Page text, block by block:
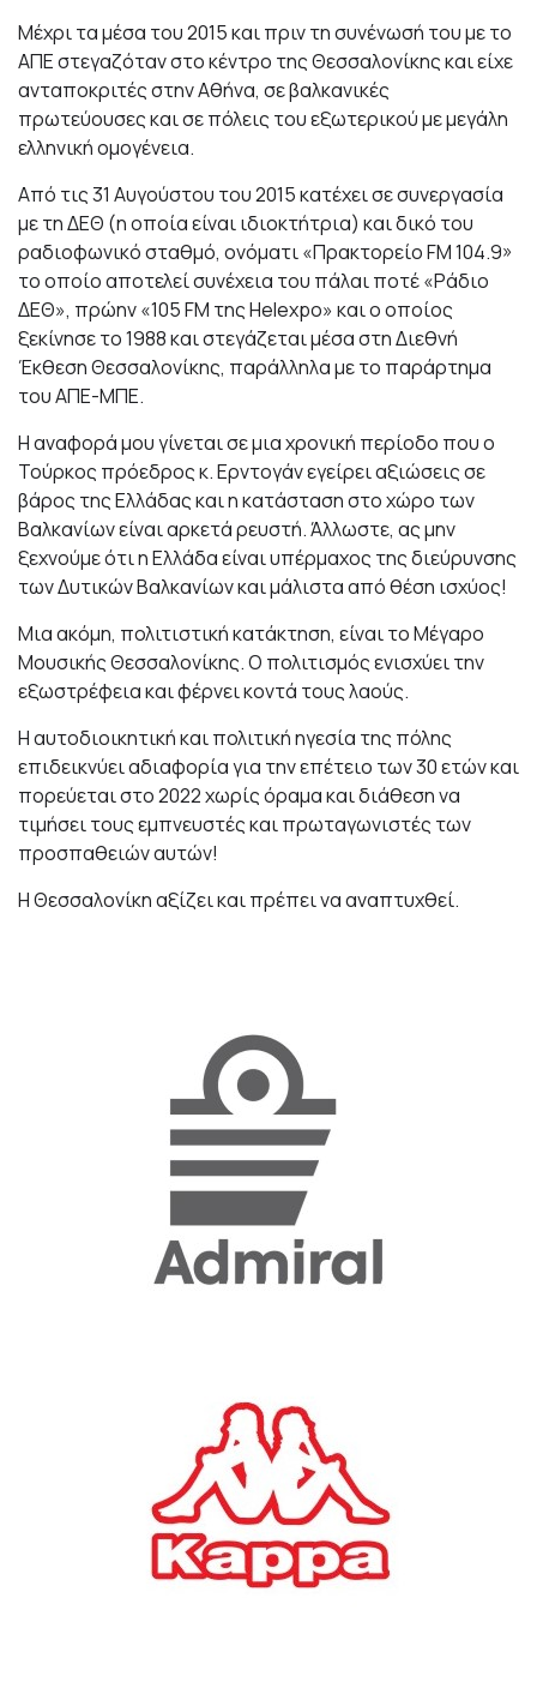
Μέχρι τα μέσα του 2015 και πριν τη συνένωσή του με το
ΑΠΕ στεγαζόταν στο κέντρο της Θεσσαλονίκης και είχε
ανταποκριτές στην Αθήνα, σε βαλκανικές
πρωτεύουσες και σε πόλεις του εξωτερικού με μεγάλη
ελληνική ομογένεια.
Από τις 31 Αυγούστου του 2015 κατέχει σε συνεργασία
με τη ΔΕΘ (η οποία είναι ιδιοκτήτρια) και δικό του
ραδιοφωνικό σταθμό, ονόματι «Πρακτορείο FM 104.9»
το οποίο αποτελεί συνέχεια του πάλαι ποτέ «Ράδιο
ΔΕΘ», πρώην «105 FM της Helexpo» και ο οποίος
ξεκίνησε το 1988 και στεγάζεται μέσα στη Διεθνή
Έκθεση Θεσσαλονίκης, παράλληλα με το παράρτημα
του ΑΠΕ-ΜΠΕ.
Η αναφορά μου γίνεται σε μια χρονική περίοδο που ο
Τούρκος πρόεδρος κ. Ερντογάν εγείρει αξιώσεις σε
βάρος της Ελλάδας και η κατάσταση στο χώρο των
Βαλκανίων είναι αρκετά ρευστή. Άλλωστε, ας μην
ξεχνούμε ότι η Ελλάδα είναι υπέρμαχος της διεύρυνσης
των Δυτικών Βαλκανίων και μάλιστα από θέση ισχύος!
Μια ακόμη, πολιτιστική κατάκτηση, είναι το Μέγαρο
Μουσικής Θεσσαλονίκης. Ο πολιτισμός ενισχύει την
εξωστρέφεια και φέρνει κοντά τους λαούς.
Η αυτοδιοικητική και πολιτική ηγεσία της πόλης
επιδεικνύει αδιαφορία για την επέτειο των 30 ετών και
πορεύεται στο 2022 χωρίς όραμα και διάθεση να
τιμήσει τους εμπνευστές και πρωταγωνιστές των
προσπαθειών αυτών!
Η Θεσσαλονίκη αξίζει και πρέπει να αναπτυχθεί.